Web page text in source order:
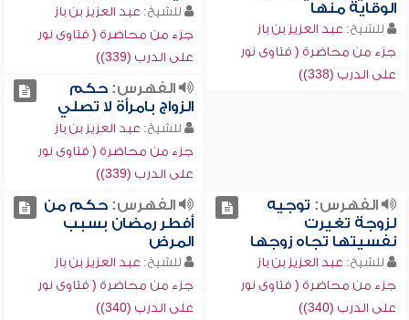
الوقاية منها
للشيخ: عبد العزيز بن باز
جزء من محاضرة ( فتاوى نور
على الدرب (338))
للشيخ: عبد العزيز بن باز
جزء من محاضرة ( فتاوى نور
على الدرب (339))
الفهرس:حكم
الزواج بامرأة لا تصلي
للشيخ: عبد العزيز بن باز
جزء من محاضرة ( فتاوى نور
على الدرب (339))
الفهرس: توجيه
لزوجة تغيرت
نفسيتها تجاه زوجها
للشيخ: عبد العزيز بن باز
جزء من محاضرة ( فتاوى نور
على الدرب (340))
الفهرس:حكم من
أفطر رمضان بسبب
المرض
للشيخ: عبد العزيز بن باز
جزء من محاضرة ( فتاوى نور
على الدرب (340))